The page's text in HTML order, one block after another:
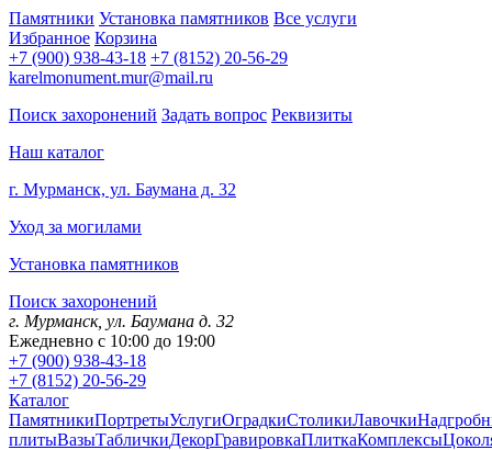
Памятники Установка памятников Все услуги
Избранное Корзина
+7 (900) 938-43-18 +7 (8152) 20-56-29
karelmonument.mur@mail.ru
Поиск захоронений Задать вопрос Реквизиты
Наш каталог
г. Мурманск, ул. Баумана д. 32
Уход за могилами
Установка памятников
Поиск захоронений
г. Мурманск, ул. Баумана д. 32
Ежедневно с 10:00 до 19:00
+7 (900) 938-43-18
+7 (8152) 20-56-29
Каталог
ПамятникиПортретыУслугиОградкиСтоликиЛавочки
плитыВазыТабличкиДекорГравировкаПлиткаКомплексы